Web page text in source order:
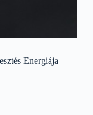
Energiája